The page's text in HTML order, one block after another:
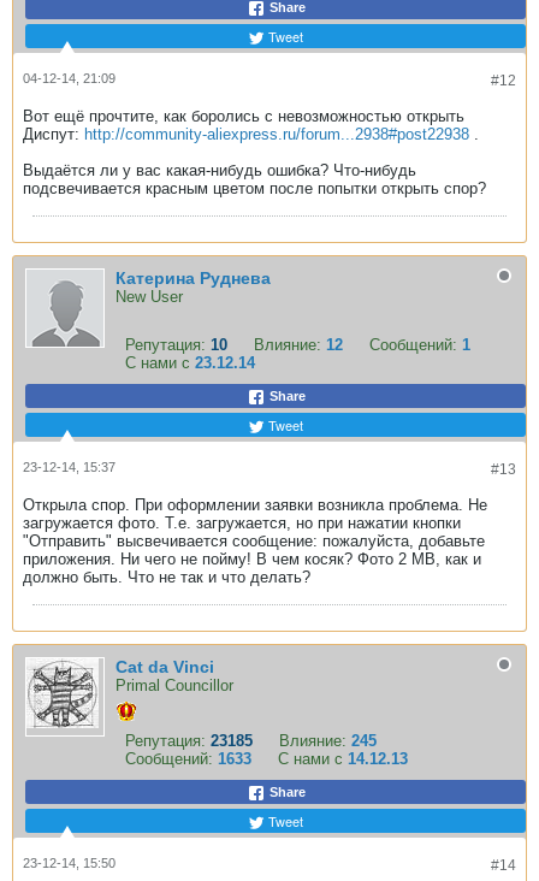
Share
Tweet
#12
04-12-14, 21:09
Вот ещё прочтите, как боролись с невозможностью открыть
Диспут: http://community-aliexpress.ru/forum...2938#post22938 .
Выдаётся ли у вас какая-нибудь ошибка? Что-нибудь
подсвечивается красным цветом после попытки открыть спор?
Катерина Руднева
New User
Репутация: 10 Влияние: 12 Сообщений: 1
С нами с 23.12.14
Share
Tweet
#13
23-12-14, 15:37
Открыла спор. При оформлении заявки возникла проблема. Не
загружается фото. Т.е. загружается, но при нажатии кнопки
"Отправить" высвечивается сообщение: пожалуйста, добавьте
приложения. Ни чего не пойму! В чем косяк? Фото 2 МВ, как и
должно быть. Что не так и что делать?
Cat da Vinci
Primal Councillor
Репутация: 23185 Влияние: 245
Сообщений: 1633 С нами с 14.12.13
Share
Tweet
#14
23-12-14, 15:50